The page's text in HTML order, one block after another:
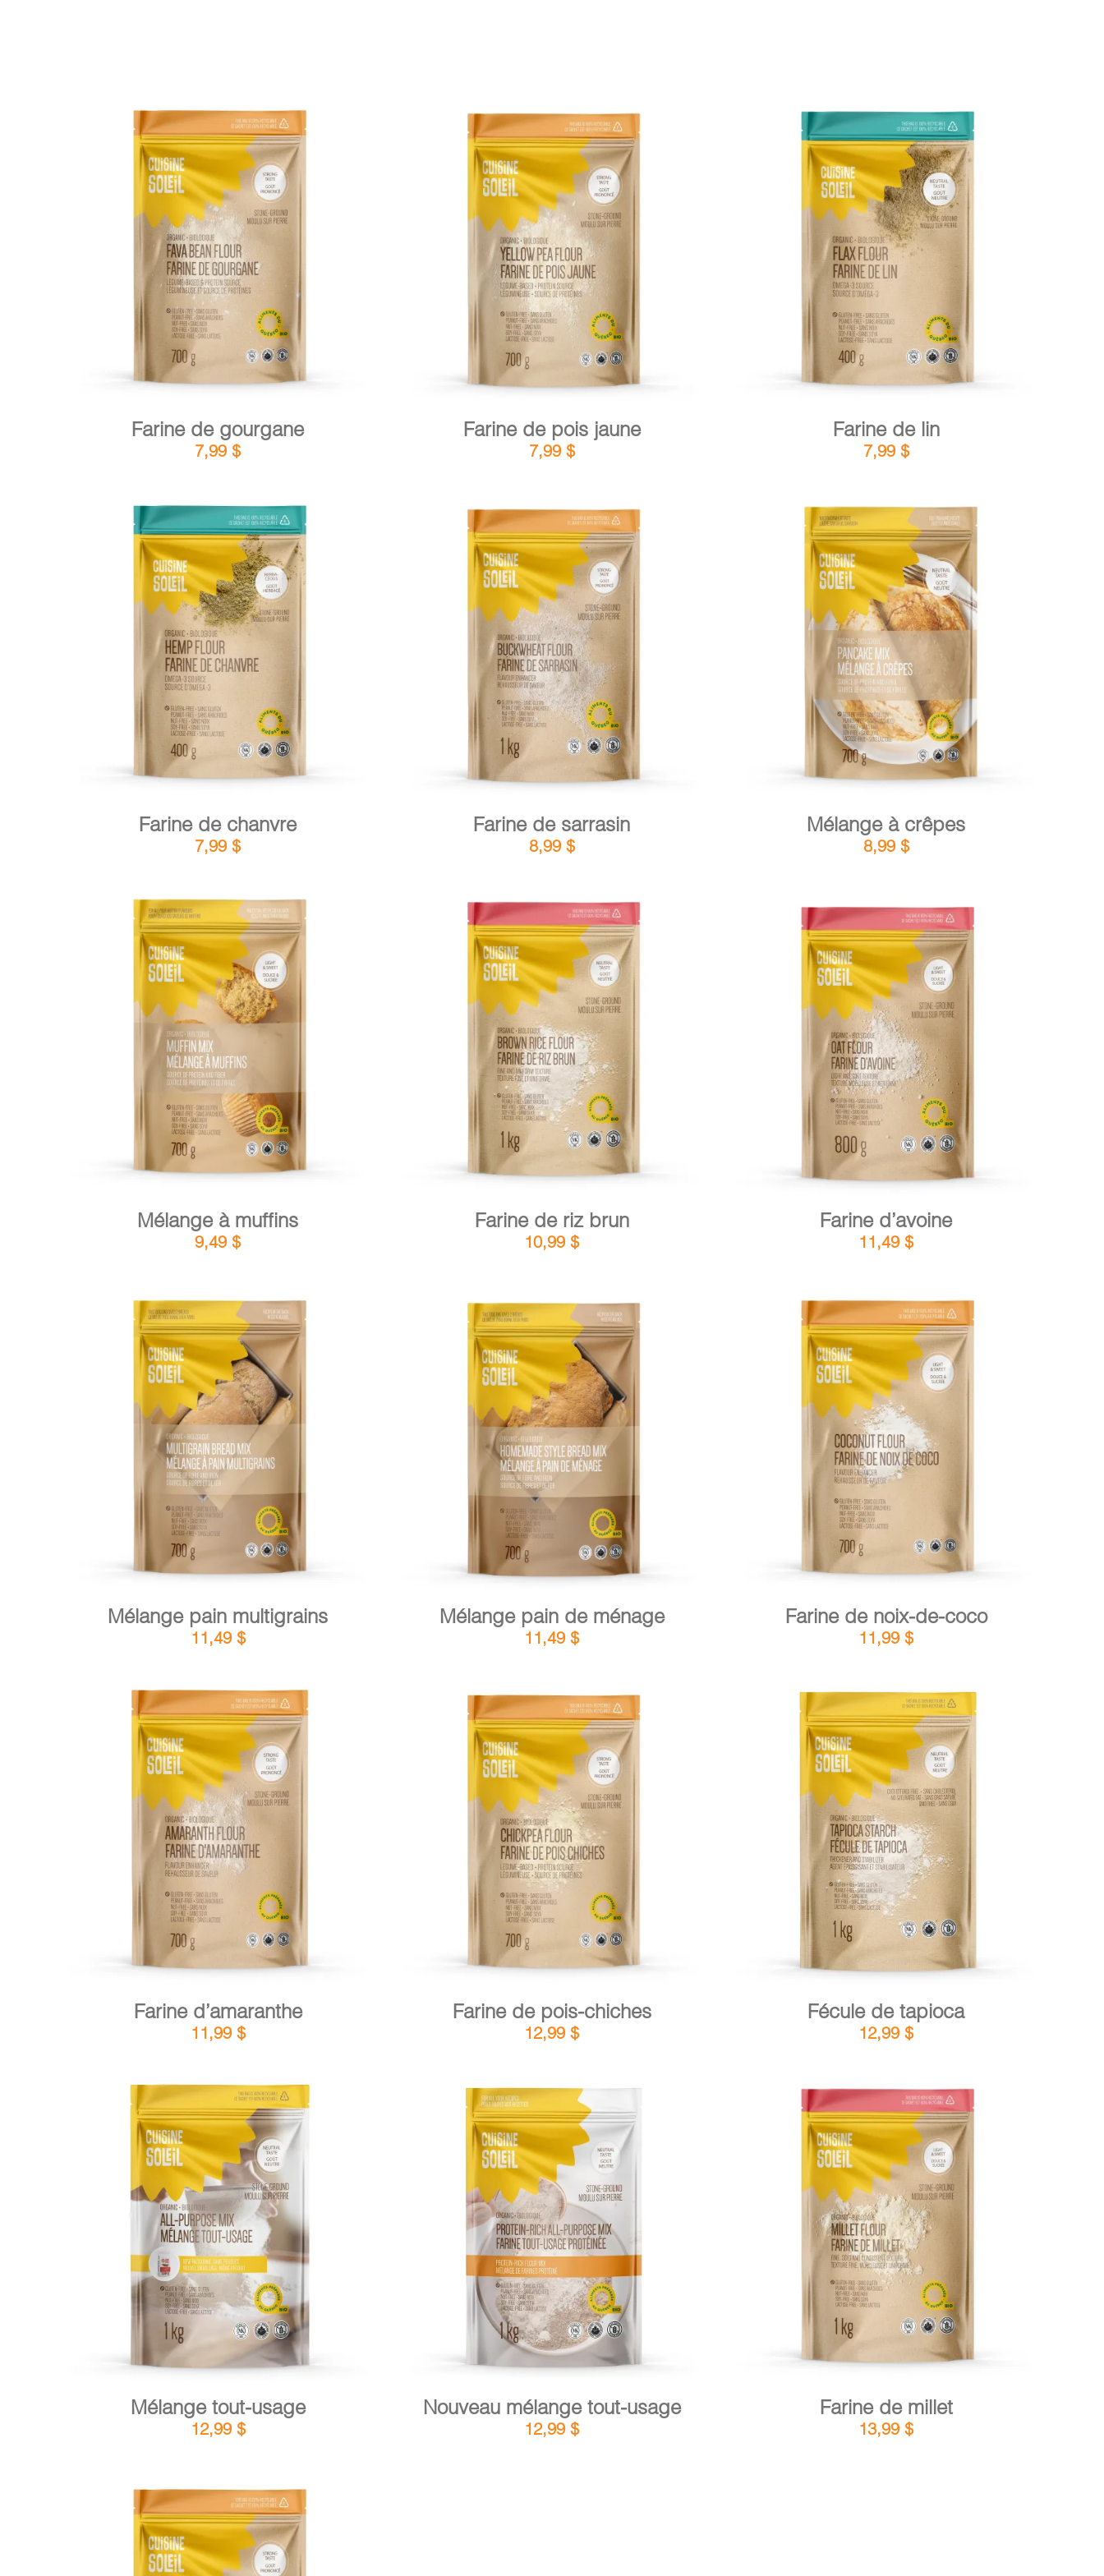
AJOUTER AU PANIER
Farine de gourgane
7,99$
AJOUTER AU PANIER / DÉTAILS
Farine de pois jaune
7,99 $
AJOUTER AU PANIER / DÉTAILS
Farine de lin
7,99 $
AJOUTER AU PANIER
Farine de chanvre
7,99$
AJOUTER AU PANIER /
Farine de sarrasin
8,99 $
AJOUTER AU PANIER
Mélange à crêpes
8,99 $
AJOUTER AU PANIER
Mélange à muffins
9,49$
AJOUTER AU PANIER DÉTAILS
Farine de riz brun
10,99$
AJOUTER AU PANIER / DÉTAILS
Farine d’avoine
11,49$
AJOUTER AU PANIER / DÉTAILS
Mélange pain multigrains
11,49 $
AJOUTER AU PANIER / DÉTAILS
Mélange pain de ménage
11,49$
AJOUTER AU PANIER / DÉTAILS
Farine de noix-de-coco
11,99$
AJOUTER AU PANIER /
Farine d’amaranthe
11,99 $
AJOUTER AU PANIER / DÉTAILS
Farine de pois-chiches
12,99$
AJOUTER AU PANIER DÉTAILS
Fécule de tapioca
12,99$
AJOUTER AU PANIER / DÉTAILS
Mélange tout-usage
12,99 $
AJOUTER AU PANIER / DÉTAILS
Nouveau mélange tout-usage
12,99$
AJOUTER AU PANIER / DÉTAILS
Farine de millet
13,99$